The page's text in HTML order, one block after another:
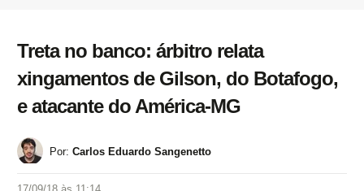
Treta no banco: árbitro relata
xingamentos de Gilson, do Botafogo,
e atacante do América-MG
Por: Carlos Eduardo Sangenetto